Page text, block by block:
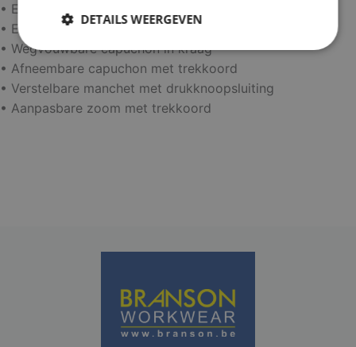
• EN ISO 20471:2013 Klasse 3
• EN 343:2019 Klasse 4,1
• Wegvouwbare capuchon in kraag
• Afneembare capuchon met trekkoord
• Verstelbare manchet met drukknoopsluiting
• Aanpasbare zoom met trekkoord
DETAILS WEERGEVEN
Strikt
noodzakelijk
Prestatie Targeting
Strikt noodzakelijk Prestatie
Targeting
Strikt noodzakelijke cookies maken de
kernfunctionaliteiten van de website mogelijk, zoals
gebruikersaanmelding en accountbeheer. De
website kan niet goed worden gebruikt zonder de